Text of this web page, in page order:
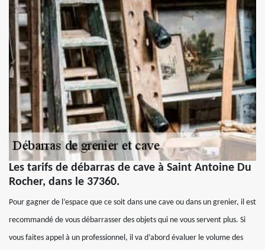
Les tarifs de débarras de cave à Saint Antoine Du
Rocher, dans le 37360.
Pour gagner de l’espace que ce soit dans une cave ou dans un grenier, il est
recommandé de vous débarrasser des objets qui ne vous servent plus. Si
vous faites appel à un professionnel, il va d’abord évaluer le volume des